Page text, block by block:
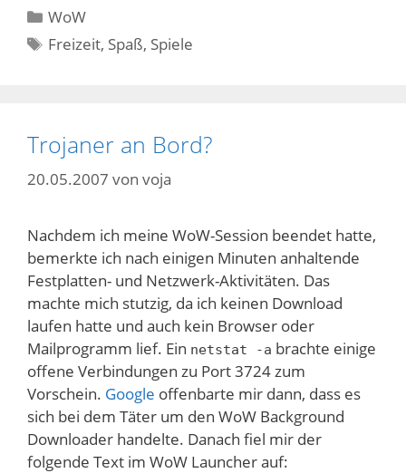
Kategorien
WoW
Schlagwörter
Freizeit, Spaß, Spiele
Trojaner an Bord?
20.05.2007 von voja
Nachdem ich meine WoW-Session beendet hatte,
bemerkte ich nach einigen Minuten anhaltende
Festplatten- und Netzwerk-Aktivitäten. Das
machte mich stutzig, da ich keinen Download
laufen hatte und auch kein Browser oder
Mailprogramm lief. Ein netstat -a brachte einige
offene Verbindungen zu Port 3724 zum
Vorschein. Google offenbarte mir dann, dass es
sich bei dem Täter um den WoW Background
Downloader handelte. Danach fiel mir der
folgende Text im WoW Launcher auf: